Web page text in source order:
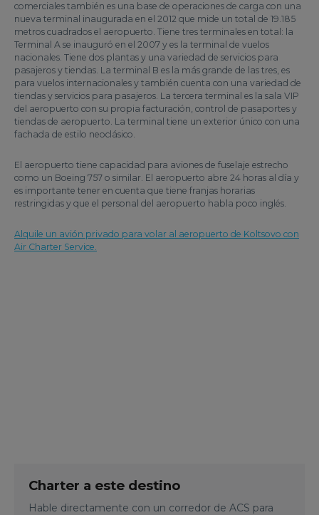
comerciales también es una base de operaciones de carga con una
nueva terminal inaugurada en el 2012 que mide un total de 19.185
metros cuadrados el aeropuerto. Tiene tres terminales en total: la
Terminal A se inauguró en el 2007 y es la terminal de vuelos
nacionales. Tiene dos plantas y una variedad de servicios para
pasajeros y tiendas. La terminal B es la más grande de las tres, es
para vuelos internacionales y también cuenta con una variedad de
tiendas y servicios para pasajeros. La tercera terminal es la sala VIP
del aeropuerto con su propia facturación, control de pasaportes y
tiendas de aeropuerto. La terminal tiene un exterior único con una
fachada de estilo neoclásico.
El aeropuerto tiene capacidad para aviones de fuselaje estrecho
como un Boeing 757 o similar. El aeropuerto abre 24 horas al día y
es importante tener en cuenta que tiene franjas horarias
restringidas y que el personal del aeropuerto habla poco inglés.
Alquile un avión privado para volar al aeropuerto de Koltsovo con
Air Charter Service.
Charter a este destino
Hable directamente con un corredor de ACS para